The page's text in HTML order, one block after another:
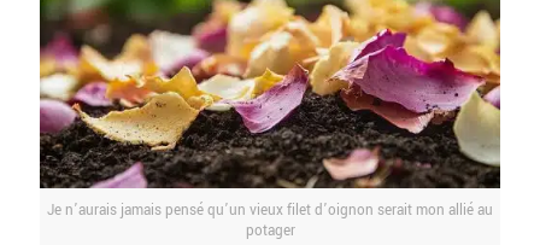
Je n’aurais jamais pensé qu’un vieux filet d’oignon serait mon allié au
potager